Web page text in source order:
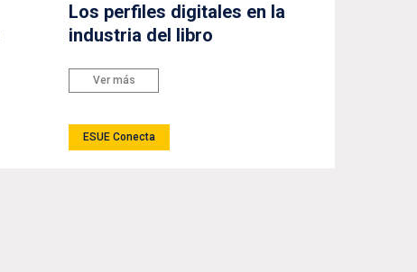
Los perfiles digitales en la
industria del libro
Ver más
ESUE Conecta